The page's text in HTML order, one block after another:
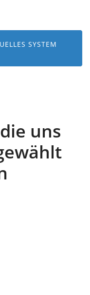
SYSTEM
uns